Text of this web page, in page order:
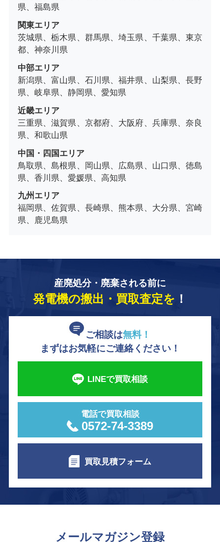
県、福島県
関東エリア
茨城県、栃木県、群馬県、埼玉県、千葉県、東京
都、神奈川県
中部エリア
新潟県、富山県、石川県、福井県、山梨県、長野
県、岐阜県、静岡県、愛知県
近畿エリア
三重県、滋賀県、京都府、大阪府、兵庫県、奈良
県、和歌山県
中国・四国エリア
鳥取県、島根県、岡山県、広島県、山口県、徳島
県、香川県、愛媛県、高知県
九州エリア
福岡県、佐賀県、長崎県、熊本県、大分県、宮崎
県、鹿児島県
産廃処分・廃棄される前に
発電機の搬出・買取査定を ！
ご相談は無料！
まずはお気軽にご連絡ください！
LINEで買取相談
電話で買取相談
0572-74-3389
買取見積フォーム
メールマガジン登録